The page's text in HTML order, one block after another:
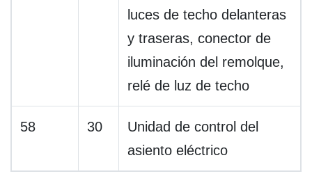
luces de techo delanteras
y traseras, conector de
iluminación del remolque,
relé de luz de techo
58 30
Unidad de control del
asiento eléctrico